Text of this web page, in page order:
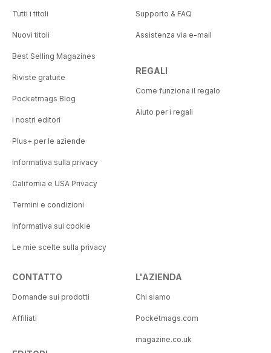
Tutti i titoli
Nuovi titoli
Best Selling Magazines
Riviste gratuite
Pocketmags Blog
I nostri editori
Plus+ per le aziende
Informativa sulla privacy
California e USA Privacy
Termini e condizioni
Informativa sui cookie
Le mie scelte sulla privacy
Supporto & FAQ
Assistenza via e-mail
REGALI
Come funziona il regalo
Aiuto per i regali
CONTATTO
Domande sui prodotti
Affiliati
L'AZIENDA
Chi siamo
Pocketmags.com
magazine.co.uk